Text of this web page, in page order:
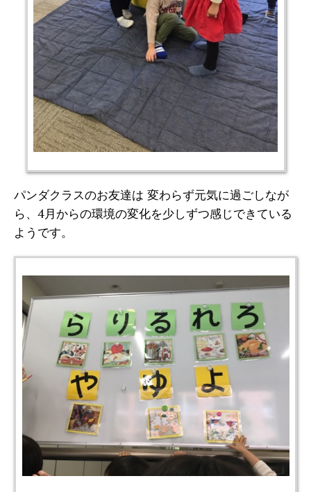
パンダクラスのお友達は 変わらず元気に過ごしなが
ら、4月からの環境の変化を少しずつ感じできている
ようです。